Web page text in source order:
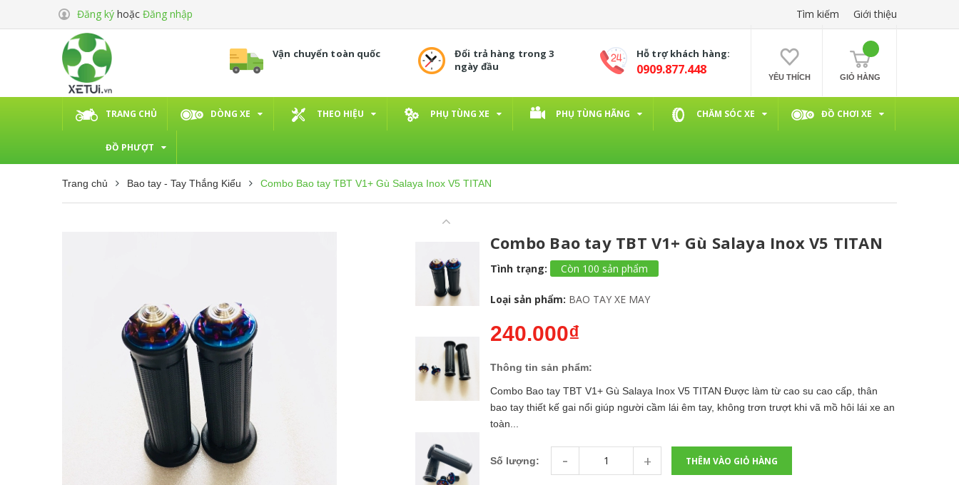
Đăng ký hoặc Đăng nhập Tìm kiếm Giới thiệu
Vận chuyển toàn quốc
Đổi trả hàng trong 3
ngày đầu
Hỗ trợ khách hàng:
0909.877.448 YÊU THÍCH GIỎ HÀNG
TRANG CHỦ DÒNG XE THEO HIỆU PHỤ TÙNG XE PHỤ TÙNG HÃNG CHĂM SÓC XE ĐỒ CHƠI XE
ĐỒ PHƯỢT
Trang chủ Bao tay - Tay Thắng Kiểu Combo Bao tay TBT V1+ Gù Salaya Inox V5 TITAN
Combo Bao tay TBT V1+ Gù Salaya Inox V5 TITAN
Tình trạng: Còn 100 sản phẩm
Loại sản phẩm: BAO TAY XE MAY
240.000₫
Thông tin sản phẩm:
Combo Bao tay TBT V1+ Gù Salaya Inox V5 TITAN Được làm từ cao su cao cấp, thân
bao tay thiết kế gai nổi giúp người cầm lái êm tay, không trơn trượt khi vã mồ hôi lái xe an
toàn...
Số lượng: - + THÊM VÀO GIỎ HÀNG